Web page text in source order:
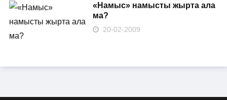
«Намыс» намысты жырта ала
ма?
20-02-2009